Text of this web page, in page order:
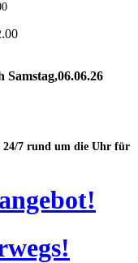
Samstag,06.06.26
24/7 rund um die Uhr für